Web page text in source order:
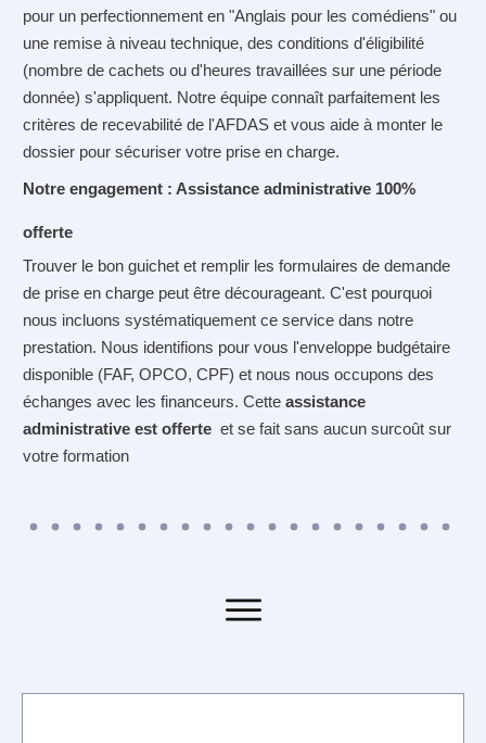
pour un perfectionnement en "Anglais pour les comédiens" ou
une remise à niveau technique, des conditions d'éligibilité
(nombre de cachets ou d'heures travaillées sur une période
donnée) s'appliquent. Notre équipe connaît parfaitement les
critères de recevabilité de l'AFDAS et vous aide à monter le
dossier pour sécuriser votre prise en charge.
Notre engagement : Assistance administrative 100%
offerte
Trouver le bon guichet et remplir les formulaires de demande
de prise en charge peut être décourageant. C'est pourquoi
nous incluons systématiquement ce service dans notre
prestation. Nous identifions pour vous l'enveloppe budgétaire
disponible (FAF, OPCO, CPF) et nous nous occupons des
échanges avec les financeurs. Cette assistance
administrative est offerte et se fait sans aucun surcoût sur
votre formation